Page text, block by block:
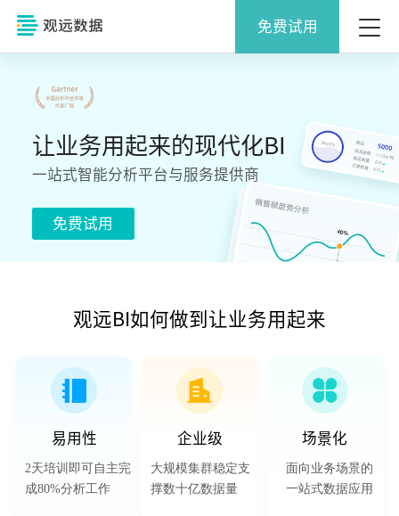
免费试用
让业务用起来的现代化BI
一站式智能分析平台与服务提供商
免费试用
观远BI如何做到让业务用起来
易用性
2天培训即可自主完
成80%分析工作
企业级
大规模集群稳定支
撑数十亿数据量
场景化
面向业务场景的
一站式数据应用